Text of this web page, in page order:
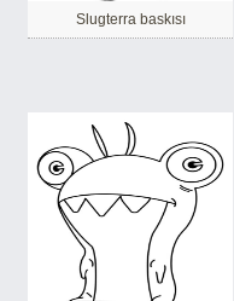
Slugterra baskısı